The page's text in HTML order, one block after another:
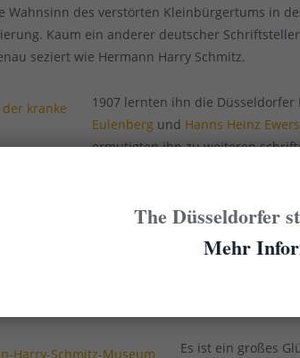
Wahnsinn des verstörten Kleinbürgertums in
Kaum ein anderer deutscher
seziert wie Hermann Harry Schmitz.
Dandy
1907 lernten ihn die Düsseldorfer
Eulenberg und Hanns Heinz Ewers
ermutigten ihn zu weiteren
als Kaufmann hin und wurde 1911 freier
so eben als möblierter Herr überleben
eines Kuraufenthalts.
Es ist ein großes
The Düsseldorfer
Mehr